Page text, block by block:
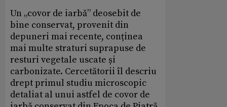
Un „covor de iarbă” deosebit de
bine conservat, provenit din
depuneri mai recente, conținea
mai multe straturi suprapuse de
resturi vegetale uscate și
carbonizate. Cercetătorii îl descriu
drept primul studiu microscopic
detaliat al unui astfel de covor de